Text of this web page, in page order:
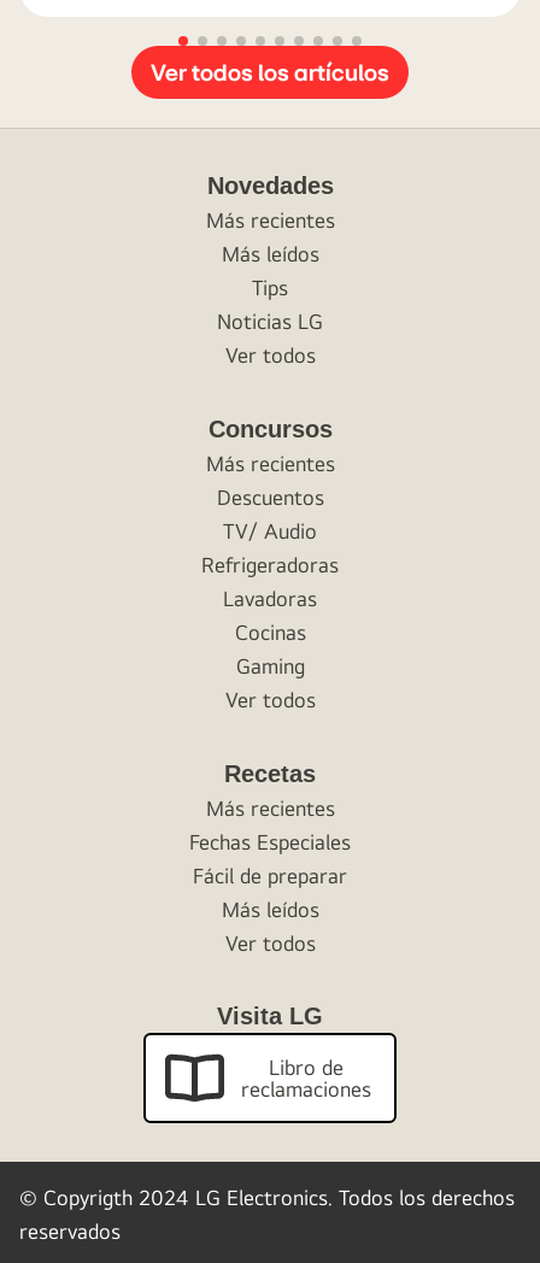
Ver todos los artículos
Novedades
Más recientes
Más leídos
Tips
Noticias LG
Ver todos
Concursos
Más recientes
Descuentos
TV/ Audio
Refrigeradoras
Lavadoras
Cocinas
Gaming
Ver todos
Recetas
Más recientes
Fechas Especiales
Fácil de preparar
Más leídos
Ver todos
Visita LG
Libro de
reclamaciones
© Copyrigth 2024 LG Electronics. Todos los derechos
reservados